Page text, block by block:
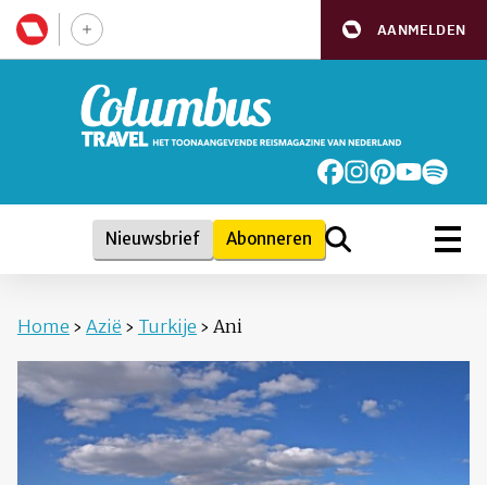
AANMELDEN
Nieuwsbrief Abonneren
Home › Azië › Turkije › Ani